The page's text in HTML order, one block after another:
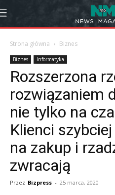
Strona główna Biznes
Biznes Informatyka
Rozszerzona
rozwiązaniem
nie tylko na
Klienci
na zakup i
zwracają
Przez Bizpress - 25 marca, 2020